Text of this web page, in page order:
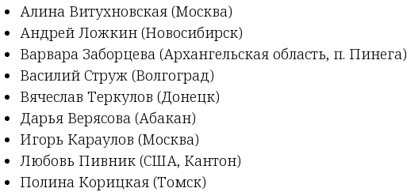
Алина Витухновская (Москва)
Андрей Ложкин (Новосибирск)
Варвара Заборцева (Архангельская область, п. Пинега)
Василий Струж (Волгоград)
Вячеслав Теркулов (Донецк)
Дарья Верясова (Абакан)
Игорь Караулов (Москва)
Любовь Пивник (США, Кантон)
Полина Корицкая (Томск)